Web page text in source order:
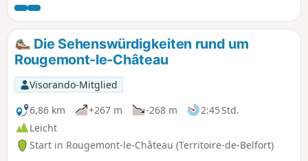
und herrlichen Wäldern, ohne die Storchennester in
Petitefontaine zu vergessen. Am Lac de la Seigneurie
können Sie eine Rast einlegen. Genießen Sie die
außergewöhnliche Aussicht auf die Südvogesen und das
Schweizer Jura. Ideal für Wanderfreunde, die den Reichtum
der Natur und das kulturelle Erbe der Region entdecken
möchten. Die Route ist ausgeschildert.
Die Sehenswürdigkeiten rund um
Rougemont-le-Château
Visorando-Mitglied
6,86 km
+267 m -268 m
2:45 Std.
Leicht
Start in Rougemont-le-Château (Territoire-de-Belfort)